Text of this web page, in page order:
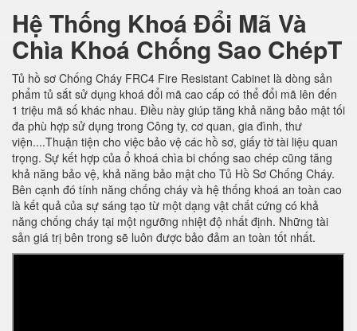
Hệ Thống Khoá Đổi Mã Và
Chìa Khoá Chống Sao ChépT
Tủ hồ sơ Chống Cháy FRC4 Fire Resistant Cabinet là dòng sản
phẩm tủ sắt sử dụng khoá đổi mã cao cấp có thể đổi mã lên đến
1 triệu mã số khác nhau. Điều này giúp tăng khả năng bảo mật tối
đa phù hợp sử dụng trong Công ty, cơ quan, gia đình, thư
viện....Thuận tiện cho việc bảo vệ các hồ sơ, giấy tờ tài liệu quan
trọng. Sự kết hợp của ổ khoá chìa bi chống sao chép cũng tăng
khả năng bảo vệ, khả năng bảo mật cho Tủ Hồ Sơ Chống Cháy.
Bên cạnh đó tính năng chống cháy và hệ thống khoá an toàn cao
là kết quả của sự sáng tạo từ một dạng vật chất cứng có khả
năng chống cháy tại một ngưỡng nhiệt độ nhất định. Những tài
sản giá trị bên trong sẽ luôn được bảo đảm an toàn tốt nhất.